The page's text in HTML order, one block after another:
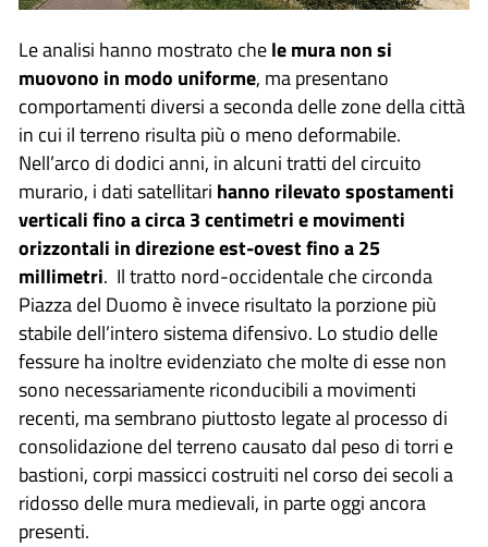
Le analisi hanno mostrato chele mura non si
muovono in modo uniforme, ma presentano
comportamenti diversi a seconda delle zone della città
in cui il terreno risulta più o meno deformabile.
Nell’arco di dodici anni, in alcuni tratti del circuito
murario, i dati satellitari hanno rilevato spostamenti
verticali fino a circa 3 centimetri e movimenti
orizzontali in direzione est-ovest fino a 25
millimetri. Il tratto nord-occidentale che circonda
Piazza del Duomo è invece risultato la porzione più
stabile dell’intero sistema difensivo. Lo studio delle
fessure ha inoltre evidenziato che molte di esse non
sono necessariamente riconducibili a movimenti
recenti, ma sembrano piuttosto legate al processo di
consolidazione del terreno causato dal peso di torri e
bastioni, corpi massicci costruiti nel corso dei secoli a
ridosso delle mura medievali, in parte oggi ancora
presenti.